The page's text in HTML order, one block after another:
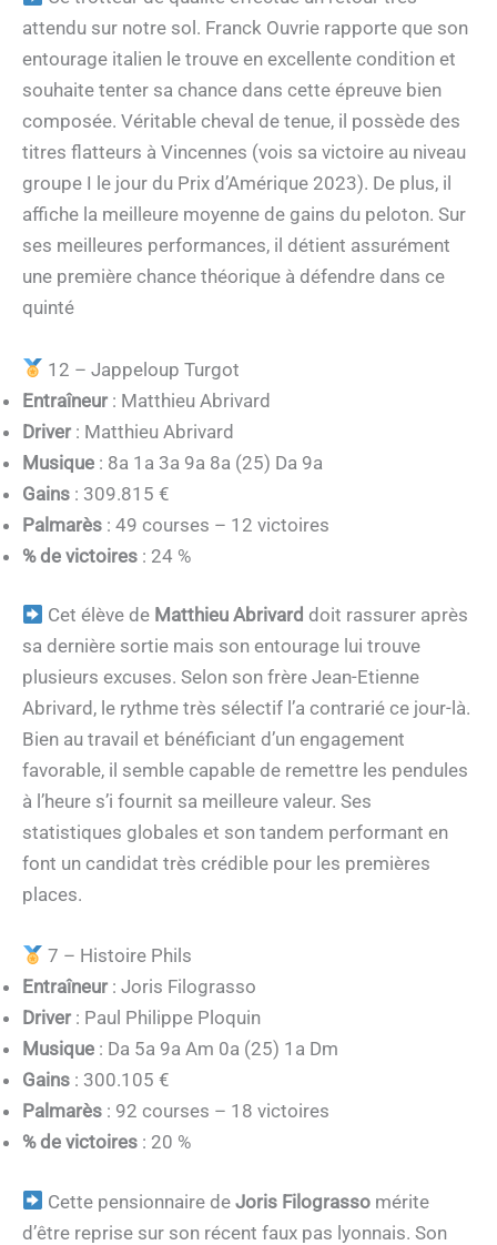
attendu sur notre sol. Franck Ouvrie rapporte que son
entourage italien le trouve en excellente condition et
souhaite tenter sa chance dans cette épreuve bien
composée. Véritable cheval de tenue, il possède des
titres flatteurs à Vincennes (vois sa victoire au niveau
groupe I le jour du Prix d’Amérique 2023). De plus, il
affiche la meilleure moyenne de gains du peloton. Sur
ses meilleures performances, il détient assurément
une première chance théorique à défendre dans ce
quinté
12 – Jappeloup Turgot
Entraîneur: Matthieu Abrivard
Driver: Matthieu Abrivard
Musique : 8a 1a 3a 9a 8a (25) Da 9a
Gains : 309.815 €
Palmarès : 49 courses – 12 victoires
% de victoires : 24 %
Cet élève de Matthieu Abrivard doit rassurer après
sa dernière sortie mais son entourage lui trouve
plusieurs excuses. Selon son frère Jean-Etienne
Abrivard, le rythme très sélectif l’a contrarié ce jour-là.
Bien au travail et bénéficiant d’un engagement
favorable, il semble capable de remettre les pendules
à l’heure s’i fournit sa meilleure valeur. Ses
statistiques globales et son tandem performant en
font un candidat très crédible pour les premières
places.
7 – Histoire Phils
Entraîneur: Joris Filograsso
Driver: Paul Philippe Ploquin
Musique : Da 5a 9a Am 0a (25) 1a Dm
Gains : 300.105 €
Palmarès : 92 courses – 18 victoires
% de victoires : 20 %
Cette pensionnaire deJoris Filograsso mérite
d’être reprise sur son récent faux pas lyonnais. Son